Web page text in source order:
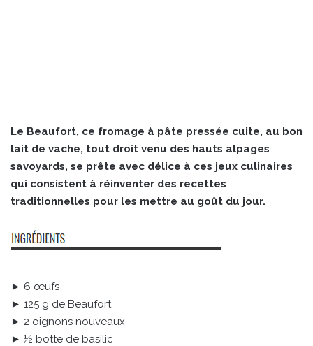
Le Beaufort, ce fromage à pâte pressée cuite, au bon
lait de vache, tout droit venu des hauts alpages
savoyards, se prête avec délice à ces jeux culinaires
qui consistent à réinventer des recettes
traditionnelles pour les mettre au goût du jour.
► 6 œufs
► 125 g de Beaufort
► 2 oignons nouveaux
► ½ botte de basilic